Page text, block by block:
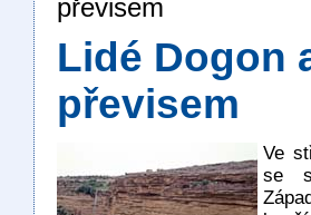
převisem
Lidé Dogon
převisem
Ve
se